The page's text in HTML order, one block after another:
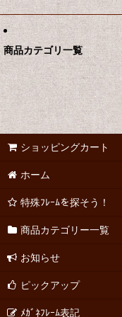
商品カテゴリ一覧
ショッピングカート
ホーム
特殊ﾌﾚｰﾑを探そう！
商品カテゴリー一覧
お知らせ
ピックアップ
ﾒｶﾞﾈﾌﾚｰﾑ表記